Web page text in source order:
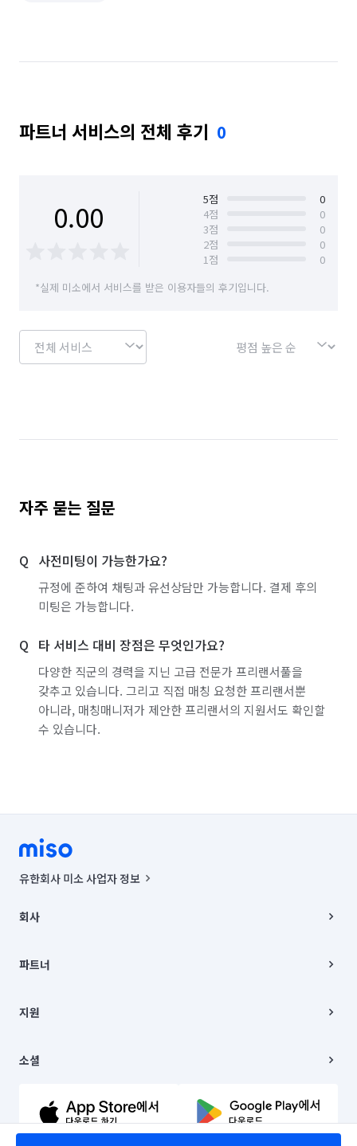
파트너 서비스의 전체 후기 0
0.00 5점
0
4점
0
3점
0
2점
0
1점
0
*실제 미소에서 서비스를 받은 이용자들의 후기입니다.
자주 묻는 질문
사전미팅이 가능한가요?
규정에 준하여 채팅과 유선상담만 가능합니다. 결제 후의
미팅은 가능합니다.
타 서비스 대비 장점은 무엇인가요?
다양한 직군의 경력을 지닌 고급 전문가 프리랜서풀을
갖추고 있습니다. 그리고 직접 매칭 요청한 프리랜서뿐
아니라, 매칭매니저가 제안한 프리랜서의 지원서도 확인할
수 있습니다.
유한회사 미소 사업자 정보
00019 |
주소 | 본사: 서울특별시 종로구 율곡로 6(중학동, 트윈트리빌딩) B동 5층
컨택센터 : 서울특별시 종로구 수송동 율곡로 24, 7층, 8층 미소
상품, 상품정보, 거래에 관한 의무와 책임은 거래당사자에게 있습니다.
언론 보도 관련 문의:
© 유한회사 미소. Miso, Inc. All Rights Reserved.
회사
채용
파트너
이사
지원
이용약관
문의하기
소셜
유튜브